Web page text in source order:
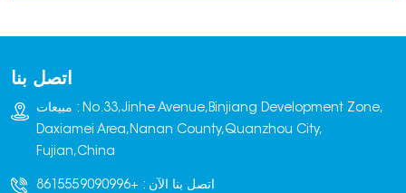
اتصل بنا
مبيعات : No.33,Jinhe Avenue,Binjiang Development Zone,
Daxiamei Area,Nanan County,Quanzhou City,
Fujian,China
اتصل بنا الآن : +8615559090996